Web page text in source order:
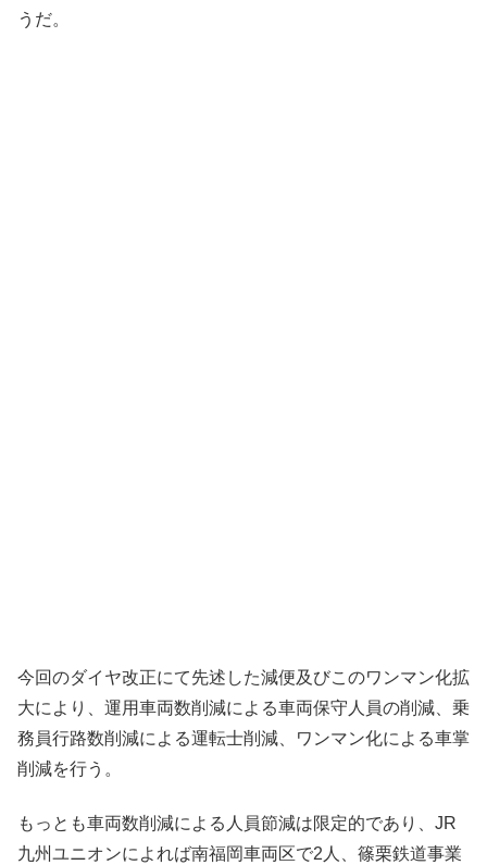
うだ。
今回のダイヤ改正にて先述した減便及びこのワンマン化拡
大により、運用車両数削減による車両保守人員の削減、乗
務員行路数削減による運転士削減、ワンマン化による車掌
削減を行う。
もっとも車両数削減による人員節減は限定的であり、JR
九州ユニオンによれば南福岡車両区で2人、篠栗鉄道事業